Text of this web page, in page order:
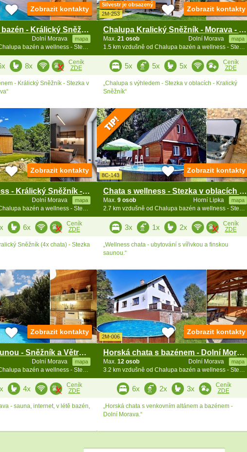
Dvě chalupy a bazén - Králický Sněžník - Sky Bridge
Dolní Morava mapa
1.2 km vzdušně od Chalupa bazén a wellness - Stezka v oblacích
Zobrazit kontakty
8x
Ceník
ZDE
- Králický Sněžník - Stezka v
Silvestr je obsazený
2M-253
Chalupa Kralický Sněžník - Morava - Stezka v oblacích
Dolní Morava mapa
Max. 21 osob
1.5 km vzdušně od Chalupa bazén a wellness - Stezka v oblacích
Zobrazit kontakty
5x 5x 5x
Ceník
ZDE
„Chalupa s výhledem - Stezka v oblacích - Kralický
Sněžník“
Chaty s wellness - Králický Sněžník - Velká Morava
Dolní Morava mapa
2.4 km vzdušně od Chalupa bazén a wellness - Stezka v oblacích
Zobrazit kontakty
6x
Ceník
ZDE
Sněžník (4x chata) - Stezka
8C-143
Chata s wellness - Stezka v oblacích Dolní Morava
Horní Lipka mapa
Max. 9 osob
2.7 km vzdušně od Chalupa bazén a wellness - Stezka v oblacích
Zobrazit kontakty
3x 1x 2x
Ceník
ZDE
„Wellness chata - ubytování s vířivkou a finskou
saunou.“
Chalupa se saunou - Sněžník a Větrný Vrch
Dolní Morava mapa
3.2 km vzdušně od Chalupa bazén a wellness - Stezka v oblacích
Zobrazit kontakty
4x
Ceník
ZDE
- sauna, internet, v létě bazén,
2M-006
Horská chata s bazénem - Dolní Morava - Králíky
Dolní Morava mapa
Max. 12 osob
3.2 km vzdušně od Chalupa bazén a wellness - Stezka v oblacích
Zobrazit kontakty
6x 2x 3x
Ceník
ZDE
„Horská chata s venkovním altánem a bazénem -
Dolní Morava.“